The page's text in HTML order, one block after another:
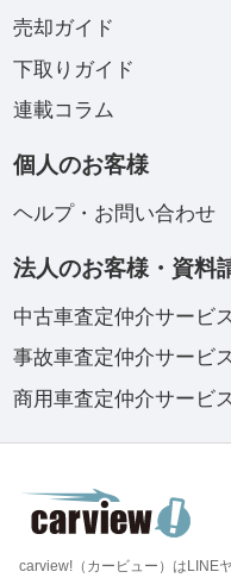
売却ガイド
下取りガイド
連載コラム
個人のお客様
ヘルプ・お問い合わせ
法人のお客様・資料
中古車査定仲介サービ
事故車査定仲介サービ
商用車査定仲介サービス
carview!（カービュー）はLINE